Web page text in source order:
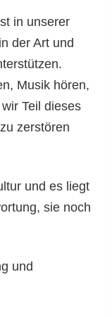
in unserer
der Art und
Musik hören,
Teil dieses
zerstören
und es liegt
sie noch
und